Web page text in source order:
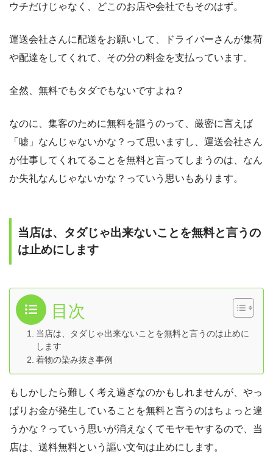
ウチだけじゃなく、どこのお店や会社でもそのはず。
運送会社さんに配送をお願いして、ドライバーさんが集荷
や配達をしてくれて、その分の料金を支払っています。
全然、無料でもタダでもないですよね？
なのに、集客のために無料を謳うのって、厳密に言えば
「嘘」なんじゃないかな？って思いますし、運送会社さん
が仕事してくれてることを無料と言ってしまうのは、なん
か失礼なんじゃないかな？っていう思いもあります。
当店は、タダじゃ出来ないことを無料と言うの
は止めにします
目次
当店は、タダじゃ出来ないことを無料と言うのは止めに
します
着物の染み抜き事例
もしかしたら難しく考え過ぎなのかもしれませんが、やっ
ぱりお金が発生していることを無料と言うのはちょっと違
うかな？っていう思いが消えなくてモヤモヤするので、当
店は、送料無料という謳い文句は止めにします。